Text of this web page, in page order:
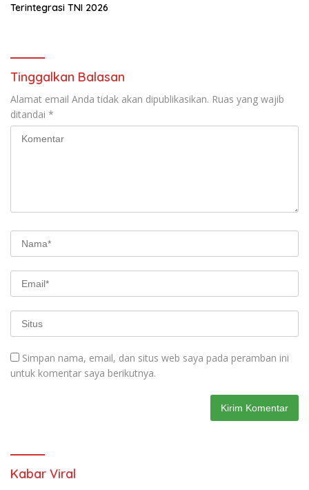
Terintegrasi TNI 2026
Tinggalkan Balasan
Alamat email Anda tidak akan dipublikasikan. Ruas yang wajib
ditandai *
Simpan nama, email, dan situs web saya pada peramban ini
untuk komentar saya berikutnya.
Kabar Viral